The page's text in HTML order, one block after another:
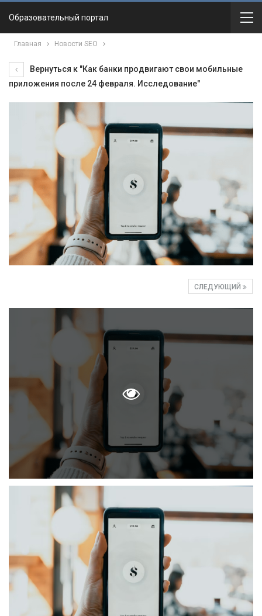
Образовательный портал
Главная Новости SEO
Вернуться к "Как банки продвигают свои мобильные
приложения после 24 февраля. Исследование"
СЛЕДУЮЩИЙ